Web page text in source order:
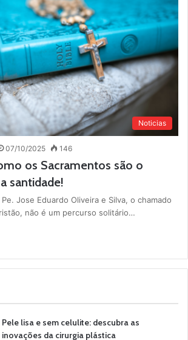
Noticias
07/10/2025 146
os Sacramentos são o
santidade!
Jose Eduardo Oliveira e Silva, o chamado
não é um percurso solitário…
Pele lisa e sem celulite: descubra as
inovações da cirurgia plástica